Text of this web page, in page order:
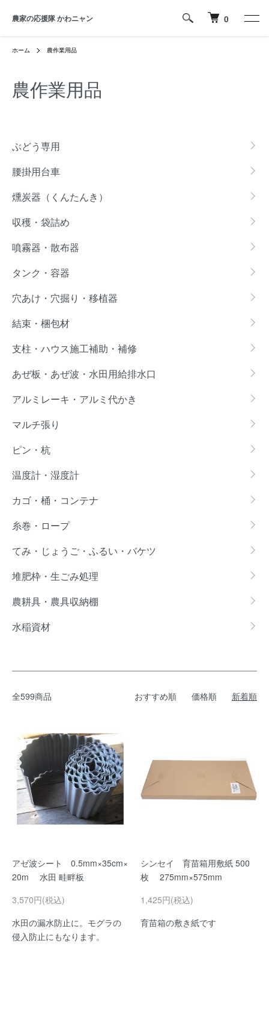
農家の応援隊 かわニャン 0
ホーム 農作業用品
農作業用品
ぶどう専用
腰掛用台車
燻炭器（くんたんき）
収穫・袋詰め
噴霧器・散布器
タンク・容器
穴あけ・穴掘り・移植器
結束・梱包材
支柱・ハウス施工補助・補修
あぜ板・あぜ波・水田用給排水口
アルミレーキ・アルミ代かき
マルチ張り
ピン・杭
温度計・湿度計
カゴ・桶・コンテナ
糸巻・ロープ
てみ・じょうご・ふるい・バケツ
堆肥枠・生ごみ処理
農耕具・農具収納棚
水稲資材
全599商品 おすすめ順 価格順 新着順
アゼ波シート 0.5mm×35cm×
20m 水田 畦畔板
3,570円(税込)
水田の漏水防止に。モグラの
侵入防止にもなります。
シンセイ 育苗箱用敷紙 500
枚 275mm×575mm
1,425円(税込)
育苗箱の敷き紙です